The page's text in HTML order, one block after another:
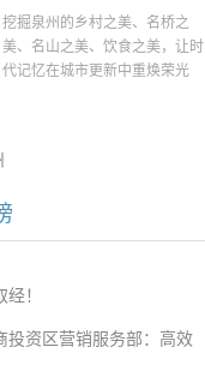
挖掘泉州的乡村之美、名桥之
美、名山之美、饮食之美，让时
代记忆在城市更新中重焕荣光
！
投资区营销服务部：高效